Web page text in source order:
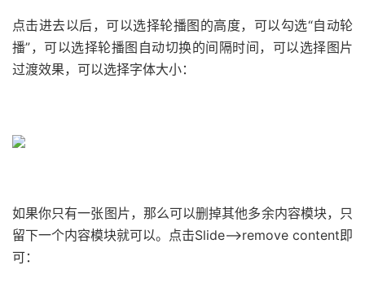
点击进去以后，可以选择轮播图的高度，可以勾选“自动轮
播”，可以选择轮播图自动切换的间隔时间，可以选择图片
过渡效果，可以选择字体大小：
如果你只有一张图片，那么可以删掉其他多余内容模块，只
留下一个内容模块就可以。点击Slide–>remove content即
可：